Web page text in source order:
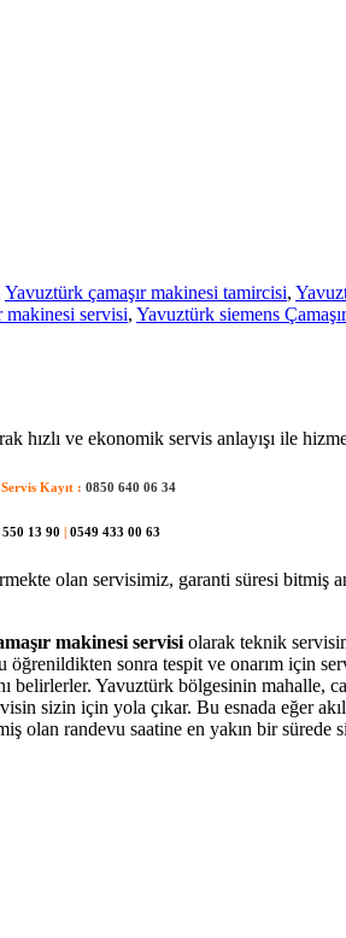
Yavuztürk çamaşır makinesi tamircisi,
makinesi servisi, Yavuztürk siemens
hızlı ve ekonomik servis anlayışı ile
Kayıt : 0850 640 06 34
13 90 | 0549 433 00 63
olan servisimiz, garanti süresi bitmiş
makinesi servisi olarak teknik
sonra tespit ve onarım için
belirlerler. Yavuztürk bölgesinin mahalle,
sizin için yola çıkar. Bu esnada eğer
olan randevu saatine en yakın bir sürede